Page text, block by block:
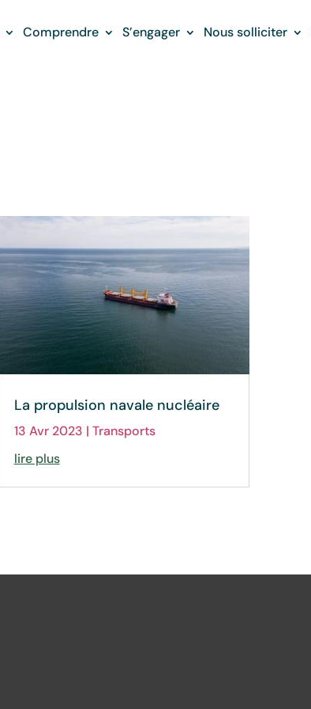
Comprendre S’engager Nous solliciter
La propulsion navale nucléaire
13 Avr 2023 | Transports
lire plus